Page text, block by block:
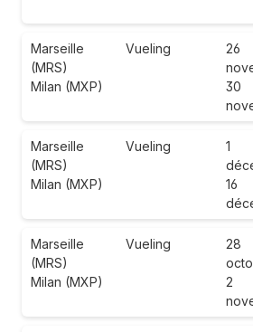
Marseille
(MRS)
Milan (MXP)
Vueling
26
30
Marseille
(MRS)
Milan (MXP)
Vueling
1
16
Marseille
(MRS)
Milan (MXP)
Vueling
28
2